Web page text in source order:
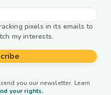
pixels in its emails to
my interests.
you our newsletter. Learn
your rights.